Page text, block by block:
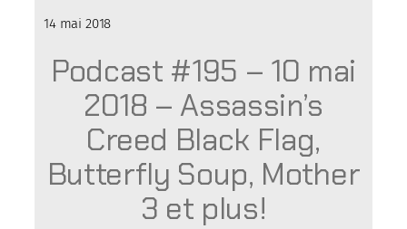
14 mai 2018
Podcast #195 – 10 mai
2018 – Assassin’s
Creed Black Flag,
Butterfly Soup, Mother
3 et plus!